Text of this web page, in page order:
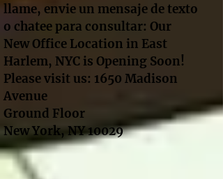
llame, envie un mensaje de texto
o chatee para consultar: Our
New Office Location in East
Harlem, NYC is Opening Soon!
Please visit us: 1650 Madison
Avenue
Ground Floor
New York, NY 10029